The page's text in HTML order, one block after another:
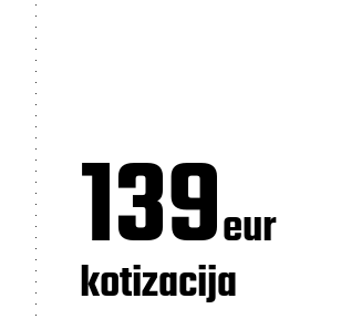
139eur
kotizacija